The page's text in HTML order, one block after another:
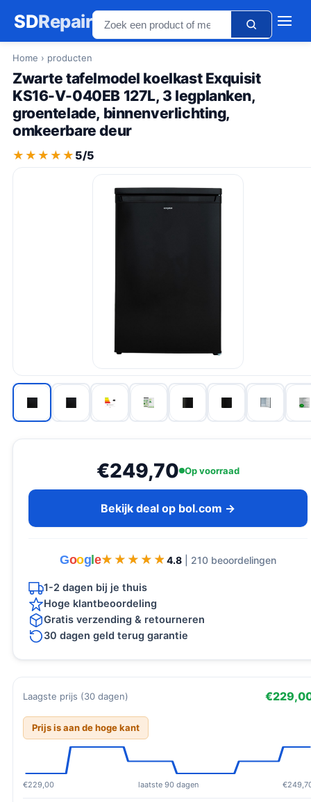
SDRepair
Home › producten
Zwarte tafelmodel koelkast Exquisit
KS16-V-040EB 127L, 3 legplanken,
groentelade, binnenverlichting,
omkeerbare deur
★★★★★
★★★★★ 5/5
€249,70 Op voorraad
Bekijk deal op bol.com →
Goog e★★★★★
★★★★★ 4.8 | 210 beoordelingen
1-2 dagen bij je thuis
Hoge klantbeoordeling
Gratis verzending & retourneren
30 dagen geld terug garantie
Laagste prijs (30 dagen)
Prijs is aan de hoge kant
€229,00 laatste 90 dagen